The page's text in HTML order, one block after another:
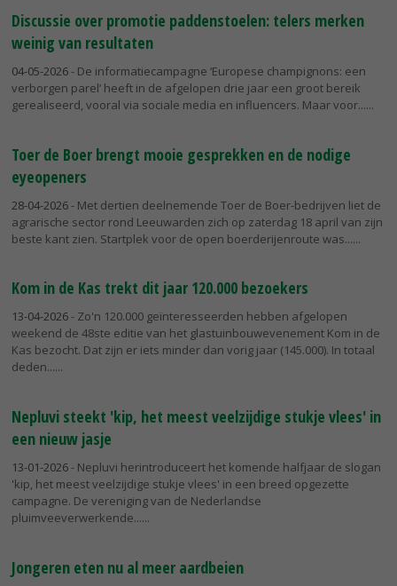
Discussie over promotie paddenstoelen: telers merken
weinig van resultaten
04-05-2026- De informatiecampagne ‘Europese champignons: een
verborgen parel’ heeft in de afgelopen drie jaar een groot bereik
gerealiseerd, vooral via sociale media en influencers. Maar voor...
Toer de Boer brengt mooie gesprekken en de nodige
eyeopeners
28-04-2026- Met dertien deelnemende Toer de Boer-bedrijven liet de
agrarische sector rond Leeuwarden zich op zaterdag 18 april van zijn
beste kant zien. Startplek voor de open boerderijenroute was...
Kom in de Kas trekt dit jaar 120.000 bezoekers
13-04-2026- Zo'n 120.000 geïnteresseerden hebben afgelopen
weekend de 48ste editie van het glastuinbouwevenement Kom in de
Kas bezocht. Dat zijn er iets minder dan vorig jaar (145.000). In totaal
deden...
Nepluvi steekt 'kip, het meest veelzijdige stukje vlees' in
een nieuw jasje
13-01-2026- Nepluvi herintroduceert het komende halfjaar de slogan
'kip, het meest veelzijdige stukje vlees' in een breed opgezette
campagne. De vereniging van de Nederlandse
pluimveeverwerkende...
Jongeren eten nu al meer aardbeien